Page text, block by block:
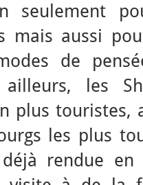
seulement
mais aussi
de
les
plus touristes,
les plus
déjà rendue